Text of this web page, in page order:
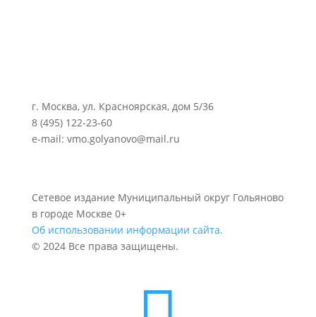
г. Москва, ул. Красноярская, дом 5/36
8 (495) 122-23-60
e-mail: vmo.golyanovo@mail.ru
Сетевое издание Муниципальный округ Гольяново
в городе Москве 0+
Об использовании информации сайта.
© 2024 Все права защищены.